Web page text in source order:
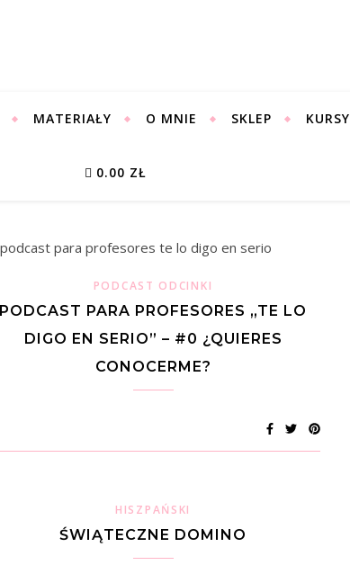
MATERIAŁY O MNIE SKLEP KURSY
0.00 ZŁ
PODCAST ODCINKI
PODCAST PARA PROFESORES „TE LO
DIGO EN SERIO” – #0 ¿QUIERES
CONOCERME?
HISZPAŃSKI
ŚWIĄTECZNE DOMINO